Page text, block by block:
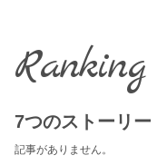
Ranking
7つのストーリー
記事がありません。